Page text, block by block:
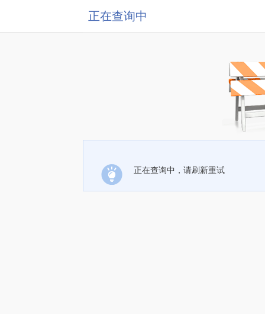
正在查询中
正在查询中，请刷新重试